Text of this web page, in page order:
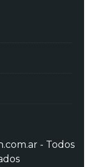
- Todos